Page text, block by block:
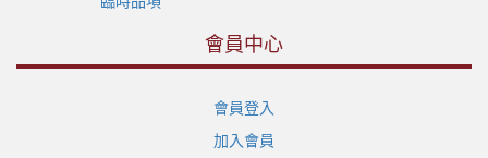
會員中心
會員登入
加入會員